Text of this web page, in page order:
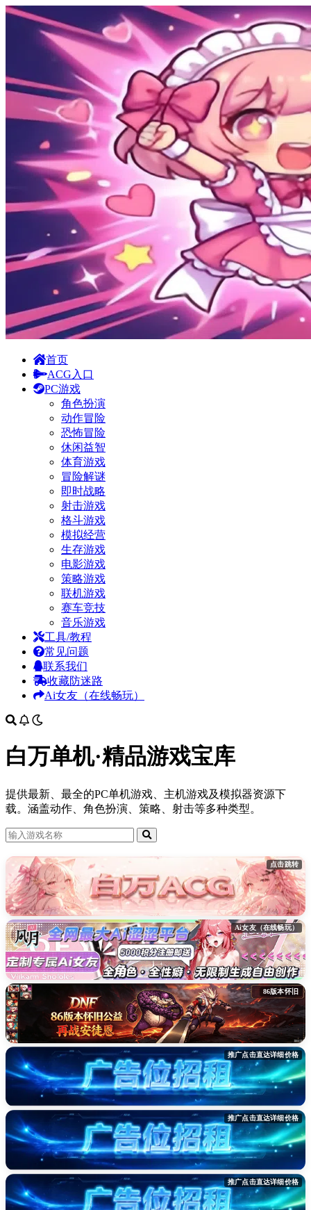
首页
ACG入口
PC游戏
角色扮演
动作冒险
恐怖冒险
休闲益智
体育游戏
冒险解谜
即时战略
射击游戏
格斗游戏
模拟经营
生存游戏
电影游戏
策略游戏
联机游戏
赛车竞技
音乐游戏
工具/教程
常见问题
联系我们
收藏防迷路
Ai女友（在线畅玩）
白万单机·精品游戏宝库
提供最新、最全的PC单机游戏、主机游戏及模拟器资源下
载。涵盖动作、角色扮演、策略、射击等多种类型。
点击跳转
Ai女友（在线畅玩）
86版本怀旧
推广点击直达详细价格
推广点击直达详细价格
推广点击直达详细价格